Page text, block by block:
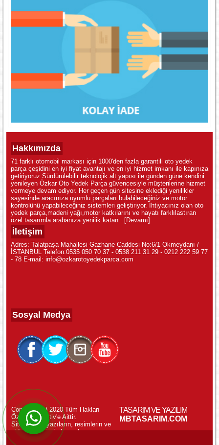
WhatsApp ile Online Destek!
Hakkımızda
71 farklı otomobil markası için 1000'den fazla garantili oto yedek
parça çeşidini en iyi fiyat avantajı ve en iyi hizmet imkanı ile kapınıza
getiriyoruz.Sürdürülebilir teknolojik alt yapısı ile günden güne kendini
yenileyen Özkar Oto Yedek Parça güvencesiyle müşterilerine hizmet
vermeye devam ediyor. Her geçen gün sitesine eklediği yenilikler
sayesinde aracınıza uyumlu parçaları bulabileceğiniz ve motor
kontrolünü yapabileceğiniz sistemleri geliştiriyor. İhtiyacınız olan oto
yedek parça,madeni yağı,motor katkılarını ve hayatı farklılastıran
özel tasarımla arabanıza yenilik katan... [Devamı]
İletişim
Adres: Talatpaşa Mahallesi Gazhane Caddesi No:6/1 Okmeydanı /
İSTANBUL Telefon:0535 050 70 37 - 0538 211 31 29 - 0212 222 59 77
- 78 E-mail: info@ozkarotoyedekparca.com
Sosyal Medya
Copyright (c) 2020 Tüm Hakları
Özkar Otomotiv'e Aittir.
Sitemizdeki yazıların, resimlerin ve
videoların izinsiz kopyalanması
yasaktır.
TASARIM VE YAZILIM
MBTASARIM.COM